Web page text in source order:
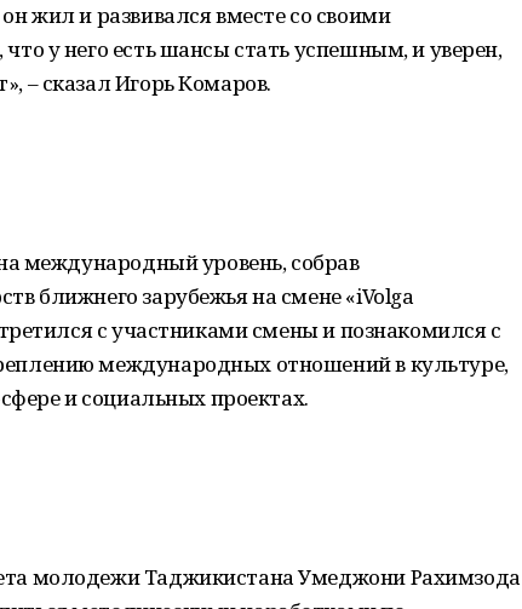
жил и развивался вместе со своими
у него есть шансы стать успешным, и уверен,
– сказал Игорь Комаров.
международный уровень, собрав
ближнего зарубежья на смене «iVolga
с участниками смены и познакомился с
международных отношений в культуре,
и социальных проектах.
молодежи Таджикистана Умеджони Рахимзода